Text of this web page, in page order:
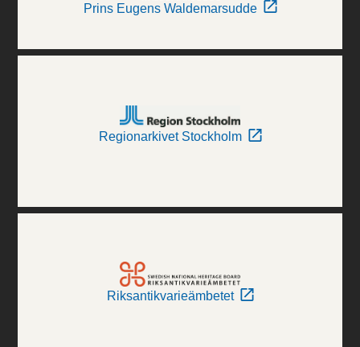
Prins Eugens Waldemarsudde
Regionarkivet Stockholm
Riksantikvarieämbetet